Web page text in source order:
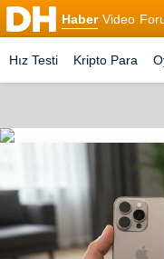
Haber Video
Hız Testi Kripto Para